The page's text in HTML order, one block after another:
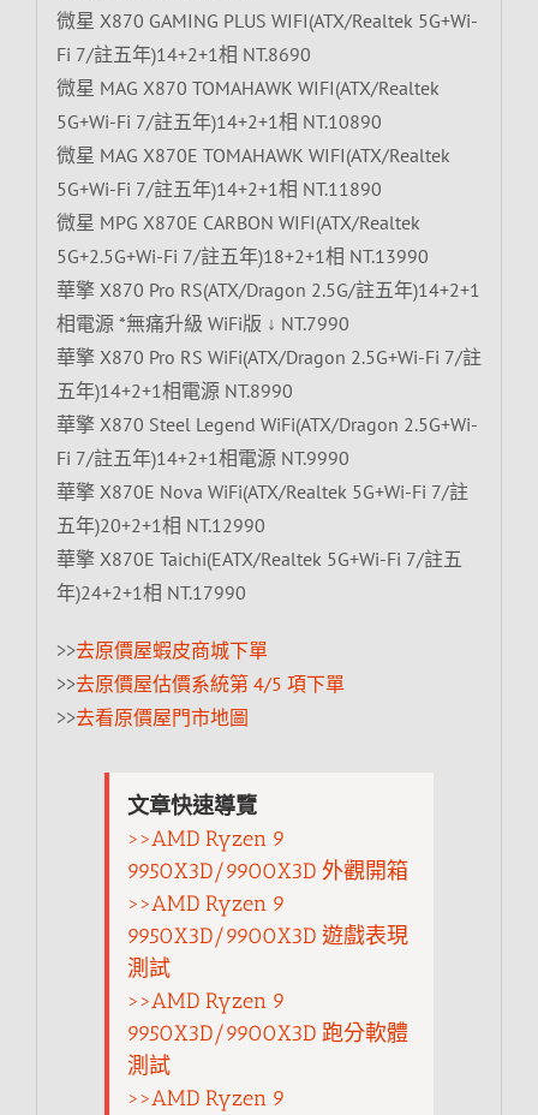
微星 X870 GAMING PLUS WIFI(ATX/Realtek 5G+Wi-
Fi 7/註五年)14+2+1相 NT.8690
微星 MAG X870 TOMAHAWK WIFI(ATX/Realtek
5G+Wi-Fi 7/註五年)14+2+1相 NT.10890
微星 MAG X870E TOMAHAWK WIFI(ATX/Realtek
5G+Wi-Fi 7/註五年)14+2+1相 NT.11890
微星 MPG X870E CARBON WIFI(ATX/Realtek
5G+2.5G+Wi-Fi 7/註五年)18+2+1相 NT.13990
華擎 X870 Pro RS(ATX/Dragon 2.5G/註五年)14+2+1
相電源 *無痛升級 WiFi版 ↓ NT.7990
華擎 X870 Pro RS WiFi(ATX/Dragon 2.5G+Wi-Fi 7/註
五年)14+2+1相電源 NT.8990
華擎 X870 Steel Legend WiFi(ATX/Dragon 2.5G+Wi-
Fi 7/註五年)14+2+1相電源 NT.9990
華擎 X870E Nova WiFi(ATX/Realtek 5G+Wi-Fi 7/註
五年)20+2+1相 NT.12990
華擎 X870E Taichi(EATX/Realtek 5G+Wi-Fi 7/註五
年)24+2+1相 NT.17990
>>去原價屋蝦皮商城下單
>>去原價屋估價系統第 4/5 項下單
>>去看原價屋門市地圖
文章快速導覽
>>AMD Ryzen 9
9950X3D/9900X3D 外觀開箱
>>AMD Ryzen 9
9950X3D/9900X3D 遊戲表現
測試
>>AMD Ryzen 9
9950X3D/9900X3D 跑分軟體
測試
>>AMD Ryzen 9